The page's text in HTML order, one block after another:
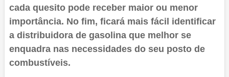
cada quesito pode receber maior ou menor
importância. No fim, ficará mais fácil identificar
a distribuidora de gasolina que melhor se
enquadra nas necessidades do seu posto de
combustíveis.